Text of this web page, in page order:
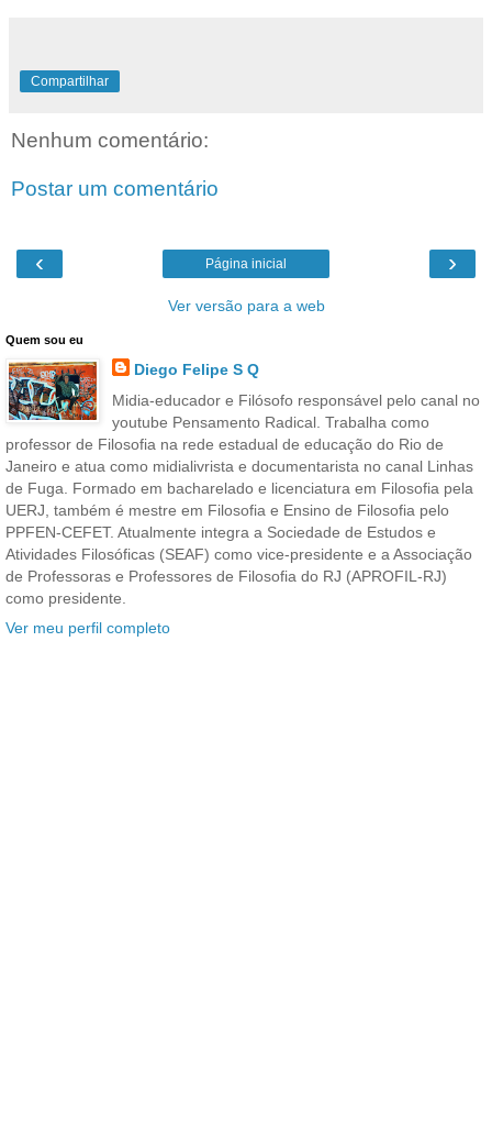
Compartilhar
Nenhum comentário:
Postar um comentário
‹ ›
Página inicial
Ver versão para a web
Quem sou eu
Diego Felipe S Q
Midia-educador e Filósofo responsável pelo canal no
youtube Pensamento Radical. Trabalha como
professor de Filosofia na rede estadual de educação do Rio de
Janeiro e atua como midialivrista e documentarista no canal Linhas
de Fuga. Formado em bacharelado e licenciatura em Filosofia pela
UERJ, também é mestre em Filosofia e Ensino de Filosofia pelo
PPFEN-CEFET. Atualmente integra a Sociedade de Estudos e
Atividades Filosóficas (SEAF) como vice-presidente e a Associação
de Professoras e Professores de Filosofia do RJ (APROFIL-RJ)
como presidente.
Ver meu perfil completo